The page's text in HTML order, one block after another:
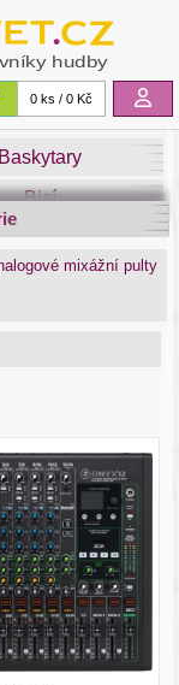
0 ks / 0 Kč
Baskytary
Bicí
Dechy
Světla
mixážní pulty